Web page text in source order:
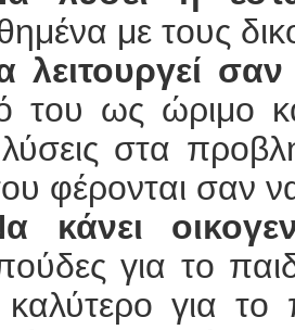
με τους
λειτουργεί σαν
του ως ώριμο
λύσεις στα
φέρονται σαν
κάνει
για το
καλύτερο για το